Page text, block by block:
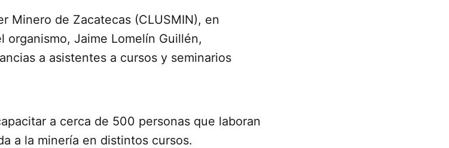
Minero de Zacatecas (CLUSMIN), en
Jaime Lomelín Guillén,
a asistentes a cursos y seminarios
a cerca de 500 personas que laboran
a la minería en distintos cursos.